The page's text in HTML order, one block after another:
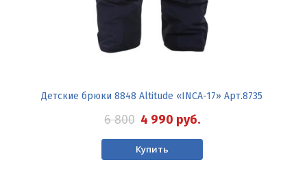
Детские брюки 8848 Altitude «INCA-17» Арт.8735
6 800 4 990 руб.
Купить